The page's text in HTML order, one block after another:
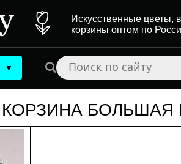
Искусственные цветы,
корзины оптом по
▼
КОРЗИНА БОЛЬШАЯ